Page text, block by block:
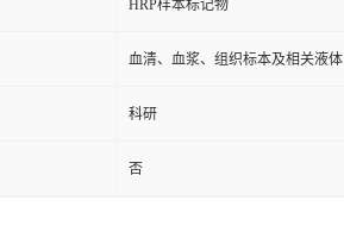
HRP样本标记物
血清、血浆、组织标本及相关液体
科研
否